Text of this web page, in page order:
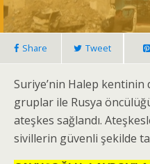
Share Tweet
Suriye’nin Halep
gruplar ile Rusya
ateşkes sağlandı.
sivillerin güvenli şekilde